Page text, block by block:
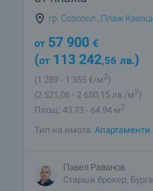
гр. Созопол Плаж
от 57 900 €
(от 113 242,56 лв.)
(1 289 - 1 355 €/м2)
(2 521 ,06 - 2 650,15 лв./м2)
Площ: 43.73 - 64.94 м2
Тип на имота: Апартаменти
Павел Раванов
Старши брокер,